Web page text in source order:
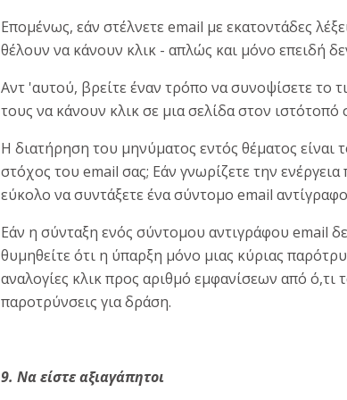
Επομένως, εάν στέλνετε email με εκατοντάδες
θέλουν να κάνουν κλικ - απλώς και μόνο επειδή
Αντ 'αυτού, βρείτε έναν τρόπο να συνοψίσετε το
τους να κάνουν κλικ σε μια σελίδα στον
Η διατήρηση του μηνύματος εντός θέματος είναι
στόχος του email σας; Εάν γνωρίζετε την
εύκολο να συντάξετε ένα σύντομο email
Εάν η σύνταξη ενός σύντομου αντιγράφου email
θυμηθείτε ότι η ύπαρξη μόνο μιας κύριας
αναλογίες κλικ προς αριθμό εμφανίσεων από
παροτρύνσεις για δράση.
9. Να είστε αξιαγάπητοι